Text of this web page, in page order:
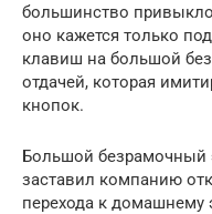
большинство
оно кажется только
клавиш на большой
отдачей, которая
кнопок.
Большой безрамочный
заставил компанию
перехода к домашнему